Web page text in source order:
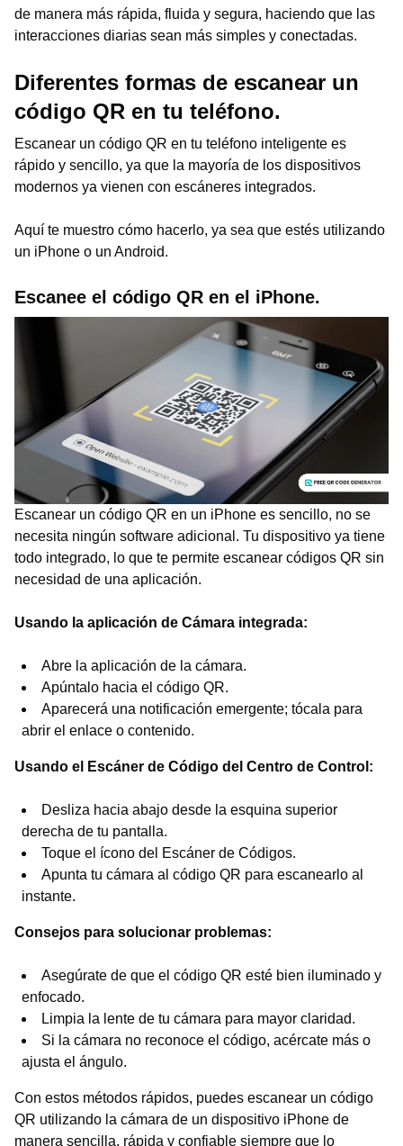
de manera más rápida, fluida y segura, haciendo que las
interacciones diarias sean más simples y conectadas.
Diferentes formas de escanear un
código QR en tu teléfono.
Escanear un código QR en tu teléfono inteligente es
rápido y sencillo, ya que la mayoría de los dispositivos
modernos ya vienen con escáneres integrados.
Aquí te muestro cómo hacerlo, ya sea que estés utilizando
un iPhone o un Android.
Escanee el código QR en el iPhone.
Escanear un código QR en un iPhone es sencillo, no se
necesita ningún software adicional. Tu dispositivo ya tiene
todo integrado, lo que te permite escanear códigos QR sin
necesidad de una aplicación.
Usando la aplicación de Cámara integrada:
Abre la aplicación de la cámara.
Apúntalo hacia el código QR.
Aparecerá una notificación emergente; tócala para
abrir el enlace o contenido.
Usando el Escáner de Código del Centro de Control:
Desliza hacia abajo desde la esquina superior
derecha de tu pantalla.
Toque el ícono del Escáner de Códigos.
Apunta tu cámara al código QR para escanearlo al
instante.
Consejos para solucionar problemas:
Asegúrate de que el código QR esté bien iluminado y
enfocado.
Limpia la lente de tu cámara para mayor claridad.
Si la cámara no reconoce el código, acércate más o
ajusta el ángulo.
Con estos métodos rápidos, puedes escanear un código
QR utilizando la cámara de un dispositivo iPhone de
manera sencilla, rápida y confiable siempre que lo